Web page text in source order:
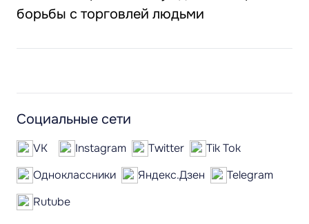
борьбы с торговлей людьми
Социальные сети
VK Instagram Twitter
Tik Tok
Одноклассники
Яндекс.Дзен
Telegram
Rutube